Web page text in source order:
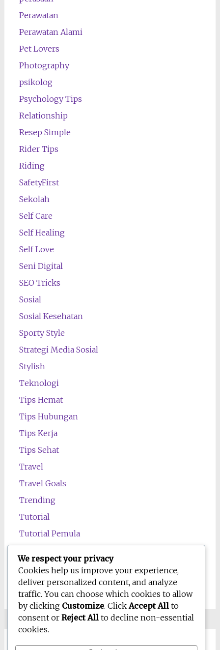
Perawatan
Perawatan Alami
Pet Lovers
Photography
psikolog
Psychology Tips
Relationship
Resep Simple
Rider Tips
Riding
SafetyFirst
Sekolah
Self Care
Self Healing
Self Love
Seni Digital
SEO Tricks
Sosial
Sosial Kesehatan
Sporty Style
Strategi Media Sosial
Stylish
Teknologi
Tips Hemat
Tips Hubungan
Tips Kerja
Tips Sehat
Travel
Travel Goals
Trending
Tutorial
Tutorial Pemula
Wawasan
Wellness
We respect your privacy
Cookies help us improve your experience,
deliver personalized content, and analyze
traffic. You can choose which cookies to allow
by clicking Customize. ClickAccept All to
consent or Reject All to decline non-essential
cookies.